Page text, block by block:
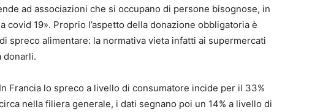
ad associazioni che si occupano di persone bisognose, in
19». Proprio l’aspetto della donazione obbligatoria è
spreco alimentare: la normativa vieta infatti ai supermercati
donarli.
In Francia lo spreco a livello di consumatore incide per il 33%
nella filiera generale, i dati segnano poi un 14% a livello di